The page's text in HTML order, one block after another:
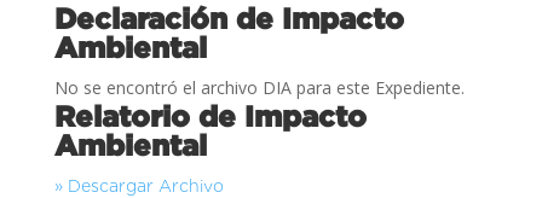
Declaración de Impacto
Ambiental
No se encontró el archivo DIA para este Expediente.
Relatorio de Impacto
Ambiental
» Descargar Archivo